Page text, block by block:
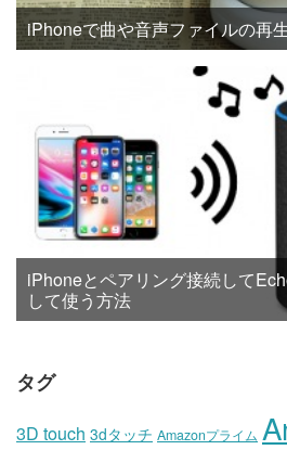
iPhoneで曲や音声ファイルの再
iPhoneとペアリング接続して
して使う方法
タグ
3D touch 3dタッチ Amazonプライム